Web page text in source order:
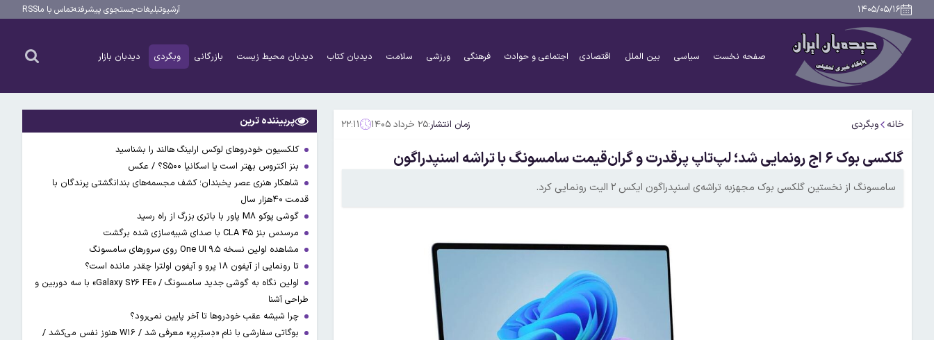
۱۴۰۵/۰۵/۱۶ آرشیوتبلیغاتجستجوی پیشرفتهتماس با ماRSS
صفحه نخست سیاسی بین الملل اقتصادی اجتماعی و حوادث فرهنگی ورزشی سلامت دیدبان کتاب دیدبان محیط زیست بازرگانی وبگردی دیدبان بازار
خانه وبگردی زمان انتشار:۲۵ خرداد ۱۴۰۵ ۲۲:۱۱
گلکسی بوک ۶ اج رونمایی شد؛ لپ‌تاپ پرقدرت و گران‌قیمت سامسونگ با تراشه اسنپدراگون
سامسونگ از نخستین گلکسی بوک مجهزبه تراشه‌ی اسنپدراگون ایکس ۲ الیت رونمایی کرد.
پربیننده ترین
کلکسیون خودروهای لوکس ارلینگ هالند را بشناسید
بنز اکتروس بهتر است یا اسکانیا S۵۰۰؟ / عکس
شاهکار هنری عصر یخبندان؛ کشف مجسمه‌های بندانگشتی‌ پرندگان با
قدمت ۴۰هزار سال
گوشی پوکو M۸ پاور با باتری بزرگ از راه رسید
مرسدس بنز CLA ۴۵ با صدای شبیه‌سازی شده برگشت
مشاهده اولین نسخه One UI ۹.۵ روی سرورهای سامسونگ
تا رونمایی از آیفون ۱۸ پرو و آیفون اولترا چقدر مانده است؟
اولین نگاه به گوشی جدید سامسونگ / «Galaxy S۲۶ FE» با سه دوربین و
طراحی آشنا
چرا شیشه عقب خودروها تا آخر پایین نمی‌رود؟
بوگاتی سفارشی با نام «دِستِریِر» معرفی شد / W۱۶ هنوز نفس می‌کشد /